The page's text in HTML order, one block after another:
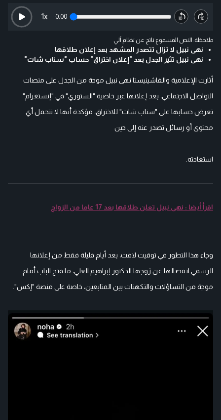
0:00
1x
ملاحظة: النص المسموع ناتج عن نظام آلي
نهى نبيل لا تزال تتصدر المشهد بعد إعلان طلاقها
نهى نبيل تثير الجدل بعد "إعلان اختراق" حساب "سناب شات"
أثارت الإعلامية والفاشينيستا نهى نبيل موجة من الجدل على منصات
التواصل الاجتماعي، بعد إعلانها عبر خاصية "الستوري" في "إنستغرام"
تعرض حسابها على "سناب شات" للاختراق، مؤكدة أنها لا تتحمل أي
محتوى أو رسائل تصدر عنه إلى حين
استعادته.
اقرأ أيضا : نهى نبيل تعلن طلاقها بعد 17 عاما من الزواج
وجاء هذا التطور في توقيت لافت، بعد أيام قليلة فقط من إعلانها
الرسمي انفصالها عن زوجها الدكتور إبراهيم العلي، ما فتح الباب أمام
موجة من التساؤلات والتكهنات بين المتابعين، خاصة على منصة "إكس".